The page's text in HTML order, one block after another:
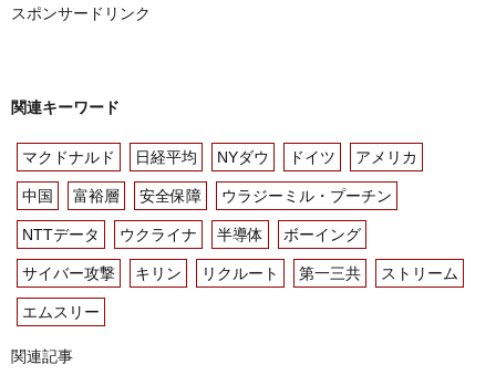
スポンサードリンク
関連キーワード
マクドナルド 日経平均 NYダウ ドイツ アメリカ
中国 富裕層 安全保障 ウラジーミル・プーチン
NTTデータ ウクライナ 半導体 ボーイング
サイバー攻撃 キリン リクルート 第一三共 ストリーム
エムスリー
関連記事